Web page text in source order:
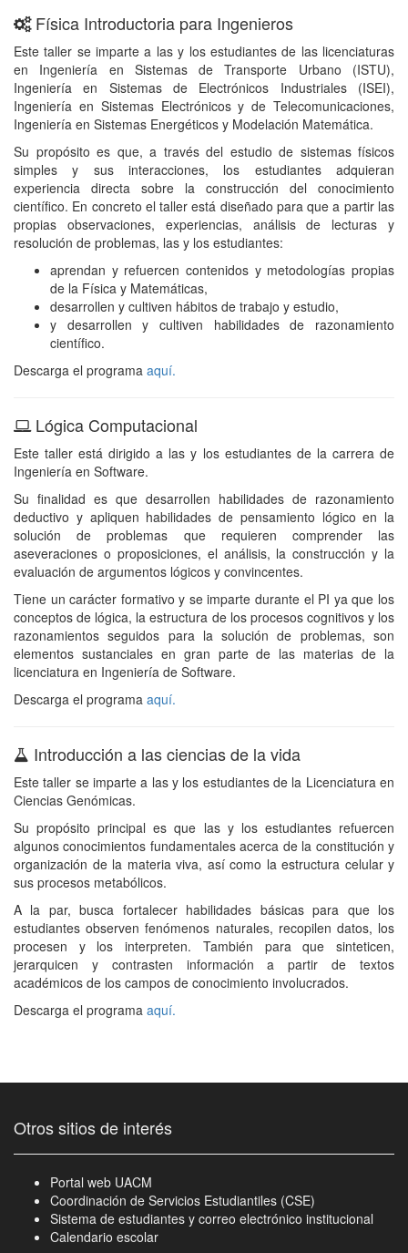
Física Introductoria para Ingenieros
Este taller se imparte a las y los estudiantes de las licenciaturas
en Ingeniería en Sistemas de Transporte Urbano (ISTU),
Ingeniería en Sistemas de Electrónicos Industriales (ISEI),
Ingeniería en Sistemas Electrónicos y de Telecomunicaciones,
Ingeniería en Sistemas Energéticos y Modelación Matemática.
Su propósito es que, a través del estudio de sistemas físicos
simples y sus interacciones, los estudiantes adquieran
experiencia directa sobre la construcción del conocimiento
científico. En concreto el taller está diseñado para que a partir las
propias observaciones, experiencias, análisis de lecturas y
resolución de problemas, las y los estudiantes:
aprendan y refuercen contenidos y metodologías propias
de la Física y Matemáticas,
desarrollen y cultiven hábitos de trabajo y estudio,
y desarrollen y cultiven habilidades de razonamiento
científico.
Descarga el programa aquí.
Lógica Computacional
Este taller está dirigido a las y los estudiantes de la carrera de
Ingeniería en Software.
Su finalidad es que desarrollen habilidades de razonamiento
deductivo y apliquen habilidades de pensamiento lógico en la
solución de problemas que requieren comprender las
aseveraciones o proposiciones, el análisis, la construcción y la
evaluación de argumentos lógicos y convincentes.
Tiene un carácter formativo y se imparte durante el PI ya que los
conceptos de lógica, la estructura de los procesos cognitivos y los
razonamientos seguidos para la solución de problemas, son
elementos sustanciales en gran parte de las materias de la
licenciatura en Ingeniería de Software.
Descarga el programa aquí.
Introducción a las ciencias de la vida
Este taller se imparte a las y los estudiantes de la Licenciatura en
Ciencias Genómicas.
Su propósito principal es que las y los estudiantes refuercen
algunos conocimientos fundamentales acerca de la constitución y
organización de la materia viva, así como la estructura celular y
sus procesos metabólicos.
A la par, busca fortalecer habilidades básicas para que los
estudiantes observen fenómenos naturales, recopilen datos, los
procesen y los interpreten. También para que sinteticen,
jerarquicen y contrasten información a partir de textos
académicos de los campos de conocimiento involucrados.
Descarga el programa aquí.
Otros sitios de interés
Portal web UACM
Coordinación de Servicios Estudiantiles (CSE)
Sistema de estudiantes y correo electrónico institucional
Calendario escolar